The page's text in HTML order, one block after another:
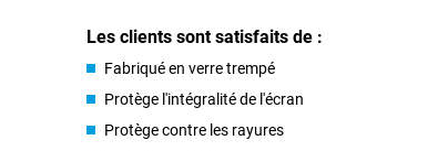
Les clients sont satisfaits de :
Fabriqué en verre trempé
Protège l'intégralité de l'écran
Protège contre les rayures